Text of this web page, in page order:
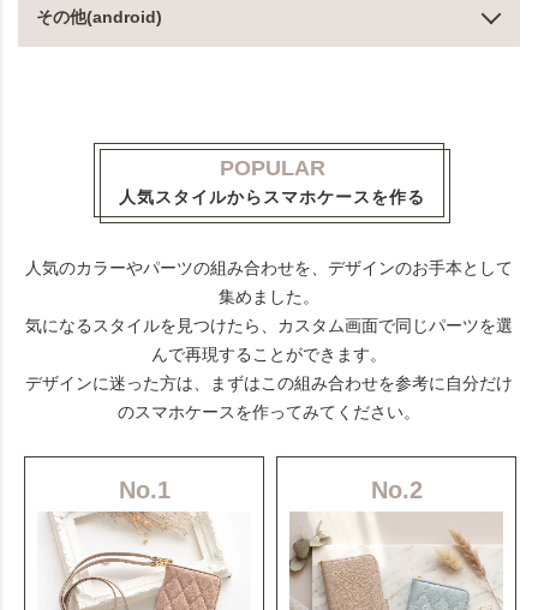
その他(android)
POPULAR
人気スタイルからスマホケースを作る
人気のカラーやパーツの組み合わせを、デザインのお手本として
集めました。
気になるスタイルを見つけたら、カスタム画面で同じパーツを選
んで再現することができます。
デザインに迷った方は、まずはこの組み合わせを参考に自分だけ
のスマホケースを作ってみてください。
No.1 No.2